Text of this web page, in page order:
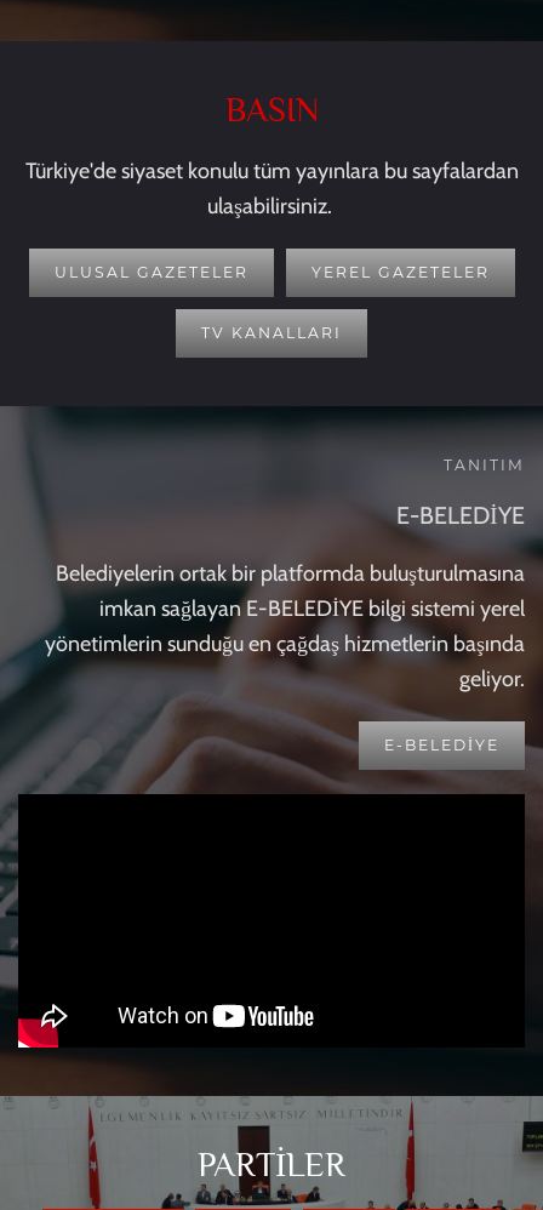
BASIN
Türkiye'de siyaset konulu tüm yayınlara bu sayfalardan
ulaşabilirsiniz.
ULUSAL GAZETELER YEREL GAZETELER
TV KANALLARI
TANITIM
E-BELEDİYE
Belediyelerin ortak bir platformda buluşturulmasına
imkan sağlayan E-BELEDİYE bilgi sistemi yerel
yönetimlerin sunduğu en çağdaş hizmetlerin başında
geliyor.
E-BELEDIYE
PARTİLER